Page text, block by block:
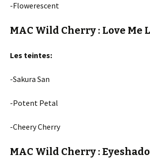
-Flowerescent
MAC Wild Cherry : Love Me
Les teintes:
-Sakura San
-Potent Petal
-Cheery Cherry
MAC Wild Cherry :